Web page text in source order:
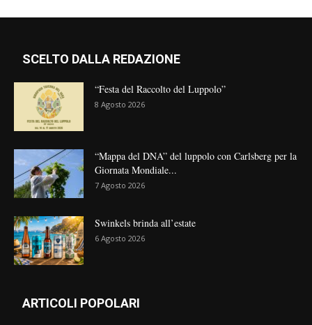
SCELTO DALLA REDAZIONE
“Festa del Raccolto del Luppolo”
8 Agosto 2026
“Mappa del DNA” del luppolo con Carlsberg per la
Giornata Mondiale...
7 Agosto 2026
Swinkels brinda all’estate
6 Agosto 2026
ARTICOLI POPOLARI